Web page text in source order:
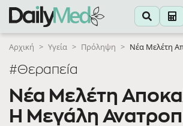
Αρχική > Υγεία > Πρόληψη > Νέα Μελέτη
#Θεραπεία
Νέα Μελέτη
Η Μεγάλη